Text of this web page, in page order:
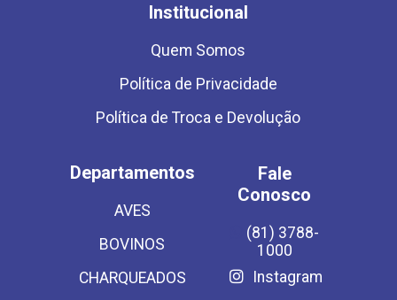
Institucional
Quem Somos
Política de Privacidade
Política de Troca e Devolução
Departamentos
AVES
BOVINOS
CHARQUEADOS
Fale
Conosco
(81) 3788-
1000
Instagram